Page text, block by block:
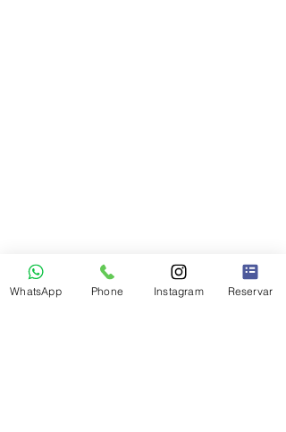
WhatsApp Phone Instagram Reservar